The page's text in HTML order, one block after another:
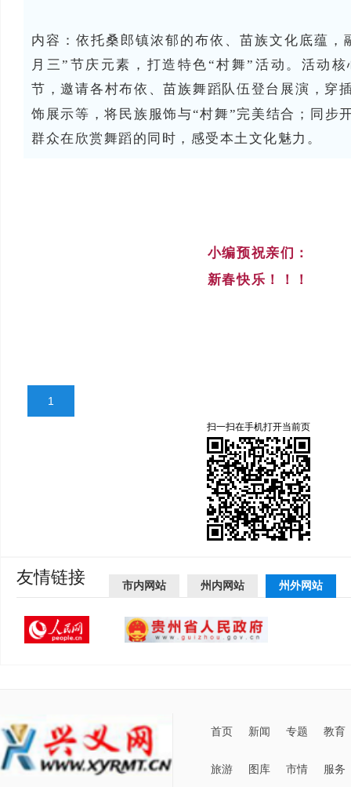
内容：依托桑郎镇浓郁的布依、苗族文化底蕴，
月三”节庆元素，打造特色“村舞”活动。活动
节，邀请各村布依、苗族舞蹈队伍登台展演，穿
饰展示等，将民族服饰与“村舞”完美结合；同步
群众在欣赏舞蹈的同时，感受本土文化魅力。
小编预祝亲们：
新春快乐！！！
1
扫一扫在手机打开当前页
友情链接 市内网站 州内网站 州外网站
首页 新闻 专题 教育
旅游 图库 市情 服务